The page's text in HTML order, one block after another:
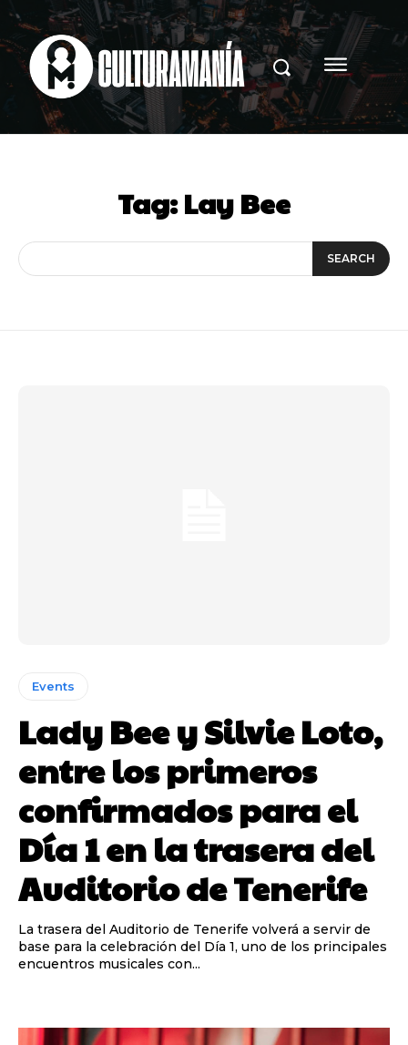
Tag:Lay Bee
SEARCH
Events
Lady Bee y Silvie Loto,
entre los primeros
confirmados para el
Día 1 en la trasera del
Auditorio de Tenerife
La trasera del Auditorio de Tenerife volverá a servir de
base para la celebración del Día 1, uno de los principales
encuentros musicales con...